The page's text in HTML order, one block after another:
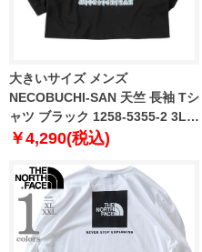
大きいサイズ メンズ
NECOBUCHI-SAN 天竺 長袖 Tシ
ャツ ブラック 1258-5355-2 3L
4L 5L 6L 8L
￥4,290(税込)